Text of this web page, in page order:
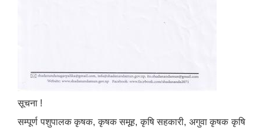
सूचना !
सम्पूर्ण पशुपालक कृषक, कृषक समूह, कृषि सहकारी, अगुवा कृषक कृषि